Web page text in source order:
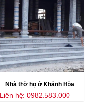
Nhà thờ họ ở Khánh Hòa
Liên hệ: 0982.583.000